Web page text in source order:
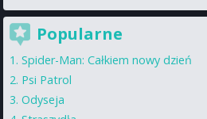
Popularne
Spider-Man: Całkiem nowy dzień
Psi Patrol
Odyseja